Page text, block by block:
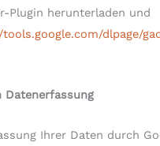
Plugin herunterladen und
dlpage/
Datenerfassung
Ihrer Daten durch